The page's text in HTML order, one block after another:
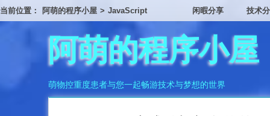
闲暇分享 技术
当前位置： 阿萌的程序小屋 > JavaScript
阿萌的程序小屋
萌物控重度患者与您一起畅游技术与梦想的世界